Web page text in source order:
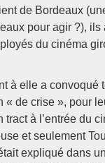
de Bordeaux
pour agir ?), ils
du cinéma
à elle a convoqué
« de crise », pour
tract à l’entrée du
et seulement
expliqué dans